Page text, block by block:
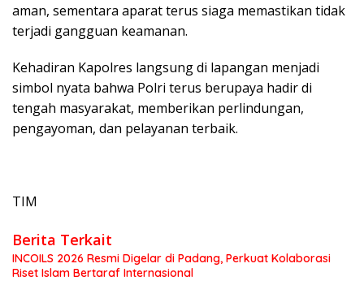
aman, sementara aparat terus siaga memastikan tidak
terjadi gangguan keamanan.
Kehadiran Kapolres langsung di lapangan menjadi
simbol nyata bahwa Polri terus berupaya hadir di
tengah masyarakat, memberikan perlindungan,
pengayoman, dan pelayanan terbaik.
TIM
Berita Terkait
INCOILS 2026 Resmi Digelar di Padang, Perkuat Kolaborasi
Riset Islam Bertaraf Internasional